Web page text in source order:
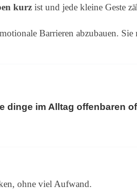
kurz ist und jede kleine Geste
Barrieren abzubauen. Sie
dinge im Alltag offenbaren
ohne viel Aufwand.